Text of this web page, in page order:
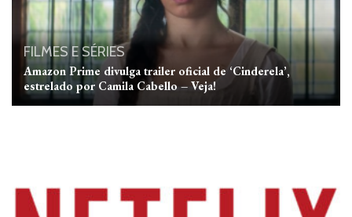
FILMES E SÉRIES
Amazon Prime divulga trailer oficial de ‘Cinderela’,
estrelado por Camila Cabello – Veja!